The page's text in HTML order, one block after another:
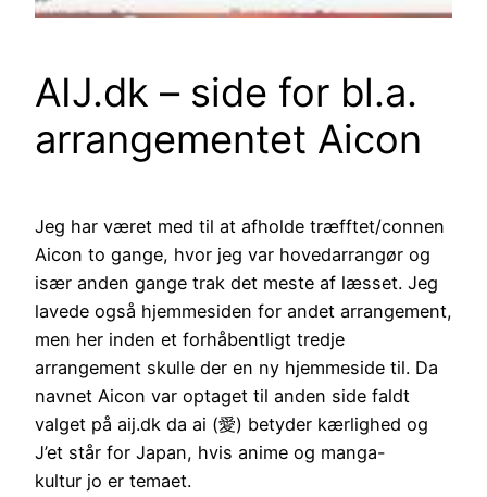
AIJ.dk – side for bl.a.
arrangementet Aicon
Jeg har været med til at afholde træfftet/connen
Aicon to gange, hvor jeg var hovedarrangør og
især anden gange trak det meste af læsset. Jeg
lavede også hjemmesiden for andet arrangement,
men her inden et forhåbentligt tredje
arrangement skulle der en ny hjemmeside til. Da
navnet Aicon var optaget til anden side faldt
valget på aij.dk da ai (愛) betyder kærlighed og
J’et står for Japan, hvis anime og manga-
kultur jo er temaet.